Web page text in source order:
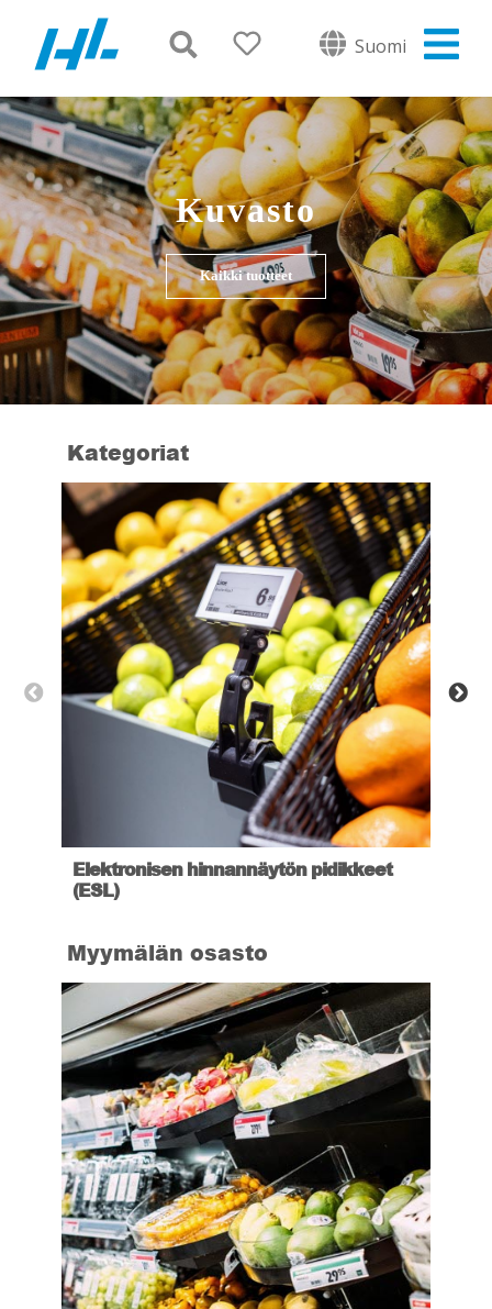
Suomi
Kuvasto
Kaikki tuotteet
Kategoriat
Elektronisen hinnannäytön pidikkeet
(ESL)
Myymälän osasto